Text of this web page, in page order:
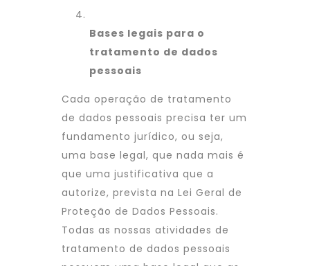
Bases legais para o
tratamento de dados
pessoais
Cada operação de tratamento
de dados pessoais precisa ter um
fundamento jurídico, ou seja,
uma base legal, que nada mais é
que uma justificativa que a
autorize, prevista na Lei Geral de
Proteção de Dados Pessoais.
Todas as nossas atividades de
tratamento de dados pessoais